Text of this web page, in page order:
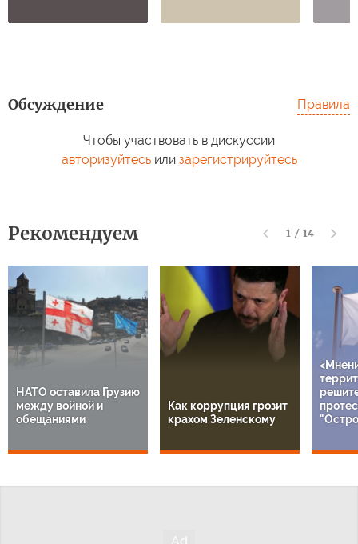
Обсуждение Правила
Чтобы участвовать в дискуссии
авторизуйтесьили зарегистрируйтесь
Рекомендуем 1 / 14
НАТО оставила Грузию
между войной и
обещаниями
Как коррупция грозит
крахом Зеленскому